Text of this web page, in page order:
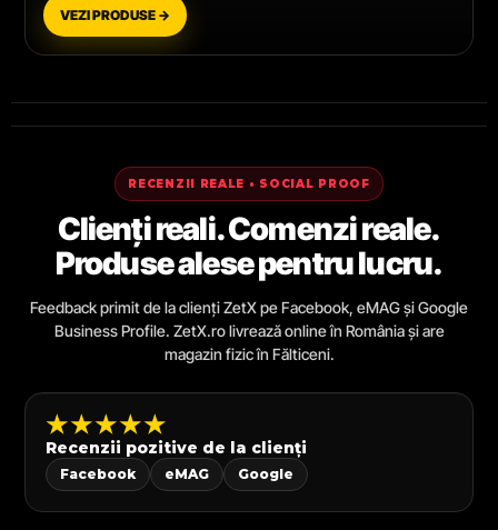
VEZI PRODUSE →
RECENZII REALE • SOCIAL PROOF
Clienți reali. Comenzi reale.
Produse alese pentru lucru.
Feedback primit de la clienți ZetX pe Facebook, eMAG și Google
Business Profile. ZetX.ro livrează online în România și are
magazin fizic în Fălticeni.
★★★★★
Recenzii pozitive de la clienți
Facebook eMAG Google